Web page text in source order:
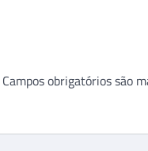
Campos obrigatórios são